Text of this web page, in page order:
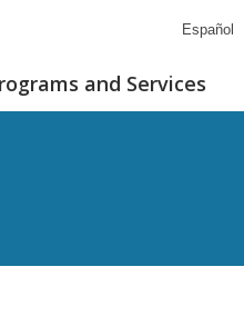
Español
and Services